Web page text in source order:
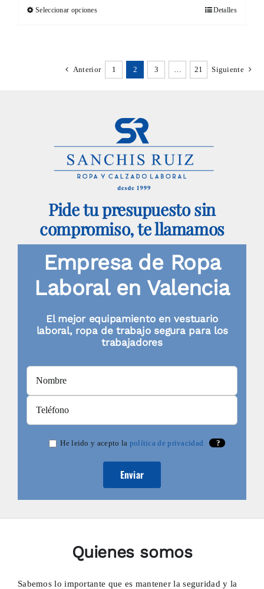
Seleccionar opcionesEste
múltiples
opciones
se
pueden
en
la
página
producto
Detalles
Anterior 1 2 3 21 Siguiente
Pide tu presupuesto sin
compromiso, te llamamos
Empresa de Ropa
Laboral en Valencia
El mejor equipamiento en vestuario
laboral, ropa de trabajo segura para los
trabajadores
He leido y acepto la política de privacidad ?
Quienes somos
Sabemos lo importante que es mantener la seguridad y la